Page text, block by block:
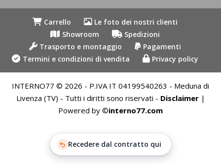
Carrello
Le foto dei nostri clienti
Showroom
Spedizioni
Trasporto e montaggio
Pagamenti
Termini e condizioni di vendita
Privacy policy
INTERNO77 © 2026 - P.IVA IT 04199540263 - Meduna di
Livenza (TV) - Tutti i diritti sono riservati - Disclaimer|
Powered by ©interno77.com
Recedere dal contratto qui